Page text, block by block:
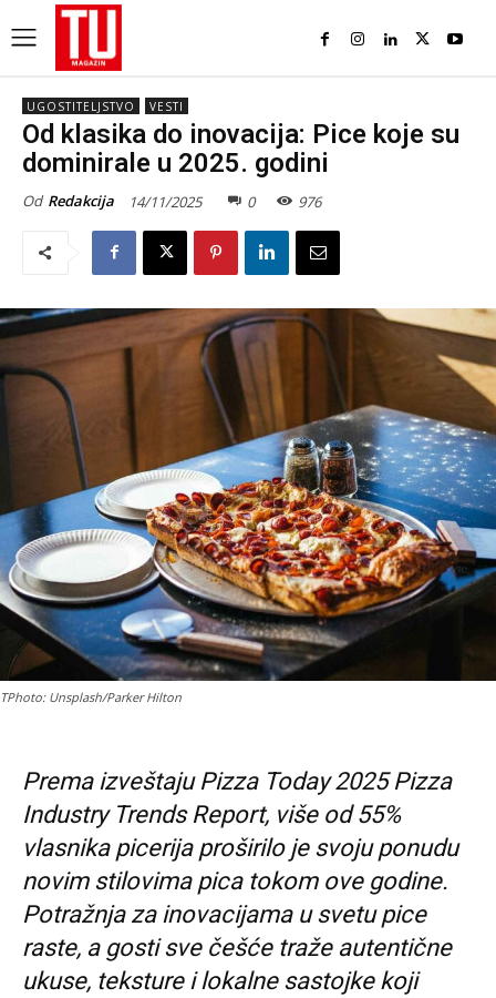
UGOSTITELJSTVO VESTI
Od klasika do inovacija: Pice koje su
dominirale u 2025. godini
Od Redakcija 14/11/2025 0 976
TPhoto: Unsplash/Parker Hilton
Prema izveštaju Pizza Today 2025 Pizza
Industry Trends Report, više od 55%
vlasnika picerija proširilo je svoju ponudu
novim stilovima pica tokom ove godine.
Potražnja za inovacijama u svetu pice
raste, a gosti sve češće traže autentične
ukuse, teksture i lokalne sastojke koji